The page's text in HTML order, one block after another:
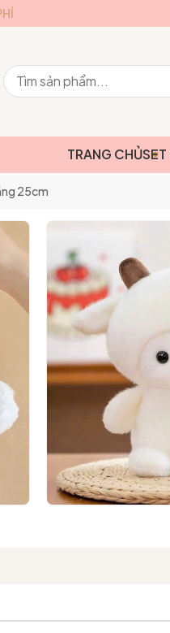
TRANG CHỦ
25cm